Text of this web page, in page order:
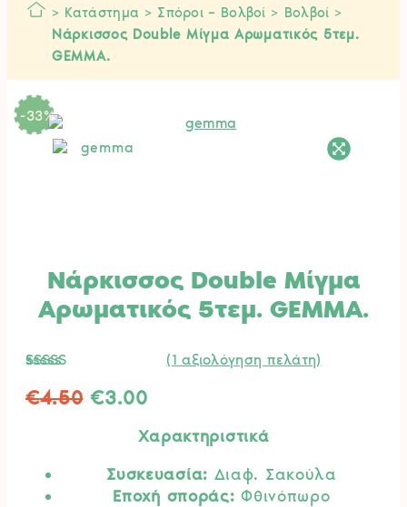
> Κατάστημα > Σπόροι – Βολβοί > Βολβοί >
Νάρκισσος Double Μίγμα Αρωματικός 5τεμ.
GEMMA.
-33%
Νάρκισσος Double Μίγμα
Αρωματικός 5τεμ. GEMMA.
με5.00
από 5 με
(1 αξιολόγηση πελάτη)
€4.50 Original
€4.50.
€3.00Η
τιμή
είναι:
€3.00.
Χαρακτηριστικά
Συσκευασία: Διαφ. Σακούλα
Εποχή σποράς: Φθινόπωρο